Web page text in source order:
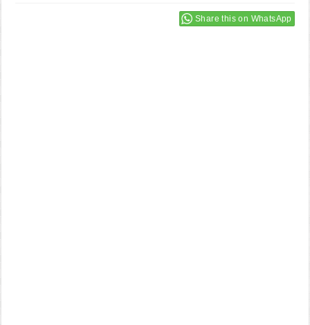
Share this on WhatsApp